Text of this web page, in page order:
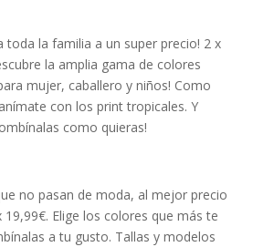
toda la familia a un super precio! 2 x
la amplia gama de colores
mujer, caballero y niños! Como
con los print tropicales. Y
como quieras!
no pasan de moda, al mejor precio
19,99€. Elige los colores que más te
a tu gusto. Tallas y modelos